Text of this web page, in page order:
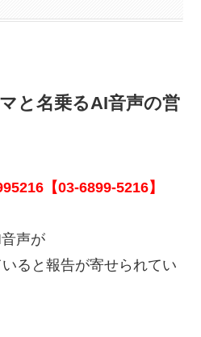
と名乗るAI音声の営
【03-6899-5216】
声が
ると報告が寄せられてい